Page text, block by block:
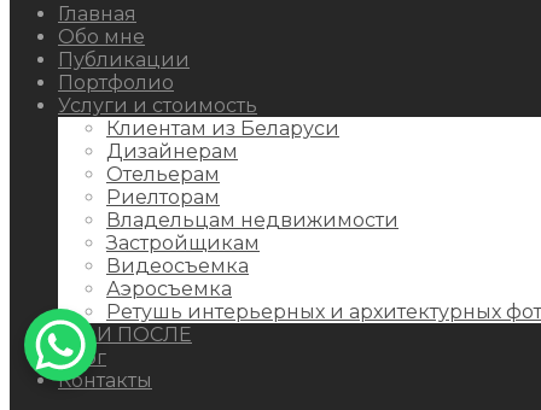
Главная
Обо мне
Публикации
Портфолио
Услуги и стоимость
Клиентам из Беларуси
Дизайнерам
Отельерам
Риелторам
Владельцам недвижимости
Застройщикам
Видеосъемка
Аэросъемка
Ретушь интерьерных и архитектурных
ДО И ПОСЛЕ
Блог
Контакты